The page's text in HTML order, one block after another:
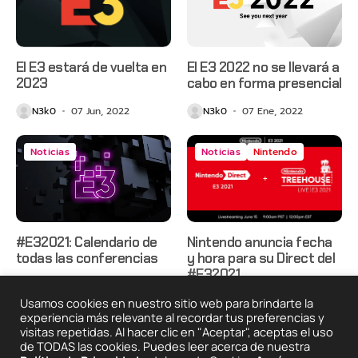
El E3 estará de vuelta en
2023
N3k0 07 Jun, 2022
El E3 2022 no se llevará a
cabo en forma presencial
N3k0 07 Ene, 2022
Noticias
#E32021: Calendario de
todas las conferencias
Noticias Nintendo
Nintendo anuncia fecha
y hora para su Direct del
#E32021
N3k0 02 Jun, 2021
Usamos cookies en nuestro sitio web para brindarte la
experiencia más relevante al recordar tus preferencias y
visitas repetidas. Al hacer clic en "Aceptar", aceptas el uso
de TODAS las cookies. Puedes leer acerca de nuestra